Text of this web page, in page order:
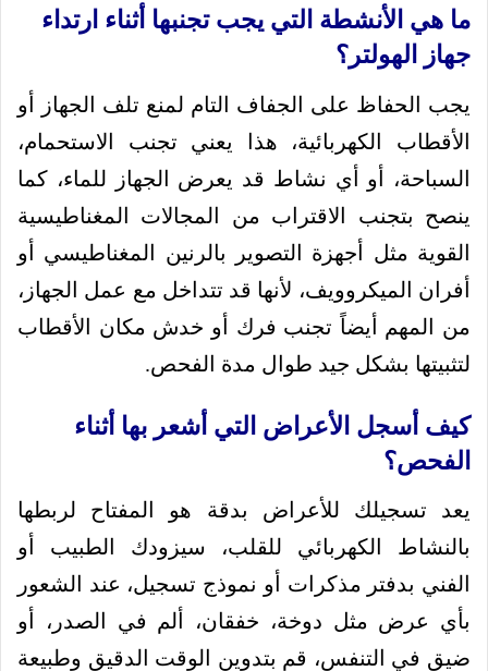
ما هي الأنشطة التي يجب تجنبها أثناء ارتداء
جهاز الهولتر؟
يجب الحفاظ على الجفاف التام لمنع تلف الجهاز أو
الأقطاب الكهربائية، هذا يعني تجنب الاستحمام،
السباحة، أو أي نشاط قد يعرض الجهاز للماء، كما
ينصح بتجنب الاقتراب من المجالات المغناطيسية
القوية مثل أجهزة التصوير بالرنين المغناطيسي أو
أفران الميكروويف، لأنها قد تتداخل مع عمل الجهاز،
من المهم أيضاً تجنب فرك أو خدش مكان الأقطاب
لتثبيتها بشكل جيد طوال مدة الفحص.
كيف أسجل الأعراض التي أشعر بها أثناء
الفحص؟
يعد تسجيلك للأعراض بدقة هو المفتاح لربطها
بالنشاط الكهربائي للقلب، سيزودك الطبيب أو
الفني بدفتر مذكرات أو نموذج تسجيل، عند الشعور
بأي عرض مثل دوخة، خفقان، ألم في الصدر، أو
ضيق في التنفس، قم بتدوين الوقت الدقيق وطبيعة